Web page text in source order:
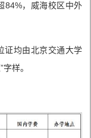
84%，威海校区中外
证均由北京交通大学
样。